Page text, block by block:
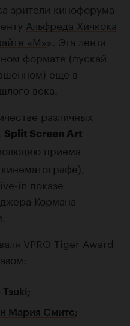
зрители кинофорума
Альфреда Хичкока
«М»». Эта лента
формате (пускай
еще в
века.
различных
Split Screen Art
приема
in показе
Кормана
VPRO Tiger Award
Мария Смитс;